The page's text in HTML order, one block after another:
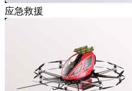
应急救援